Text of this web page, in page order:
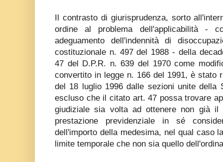
Il contrasto di giurisprudenza, sorto
ordine al problema dell'applicabilità -
adeguamento dell'indennità di
costituzionale n. 497 del 1988 - della
47 del D.P.R. n. 639 del 1970 come
convertito in legge n. 166 del 1991, è stato
del 18 luglio 1996 dalle sezioni unite della
escluso che il citato art. 47 possa trovare
giudiziale sia volta ad ottenere non già il
prestazione previdenziale in sé
dell'importo della medesima, nel qual caso
limite temporale che non sia quello